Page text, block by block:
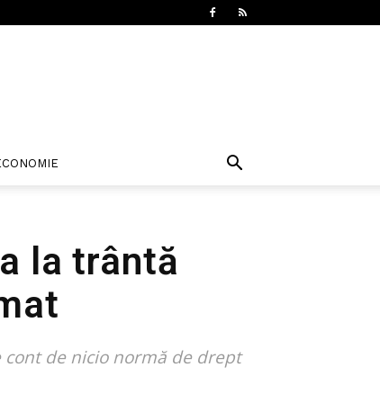
la trântă
cont de nicio normă de drept